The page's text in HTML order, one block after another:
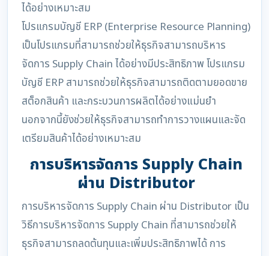
ได้อย่างเหมาะสม
โปรแกรมบัญชี ERP (Enterprise Resource Planning)
เป็นโปรแกรมที่สามารถช่วยให้ธุรกิจสามารถบริหาร
จัดการ Supply Chain ได้อย่างมีประสิทธิภาพ โปรแกรม
บัญชี ERP สามารถช่วยให้ธุรกิจสามารถติดตามยอดขาย
สต็อกสินค้า และกระบวนการผลิตได้อย่างแม่นยำ
นอกจากนี้ยังช่วยให้ธุรกิจสามารถทำการวางแผนและจัด
เตรียมสินค้าได้อย่างเหมาะสม
การบริหารจัดการ Supply Chain
ผ่าน Distributor
การบริหารจัดการ Supply Chain ผ่าน Distributor เป็น
วิธีการบริหารจัดการ Supply Chain ที่สามารถช่วยให้
ธุรกิจสามารถลดต้นทุนและเพิ่มประสิทธิภาพได้ การ